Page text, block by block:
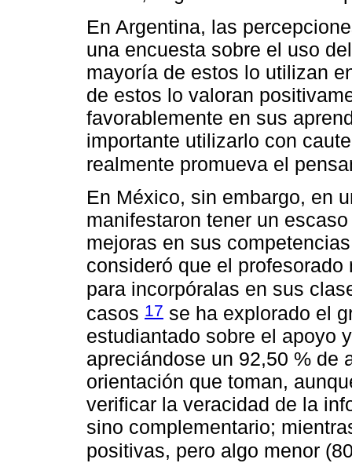
En Argentina, las
una encuesta sobre el uso
mayoría de estos lo utilizan
de estos lo valoran
favorablemente en sus
importante utilizarlo con
realmente promueva el
En México, sin embargo, en
manifestaron tener un
mejoras en sus
consideró que el
para incorpóralas en sus
casos 17 se ha explorado el
estudiantado sobre el apoyo
apreciándose un 92,50 % de
orientación que toman,
verificar la veracidad de la
sino complementario;
positivas, pero algo menor